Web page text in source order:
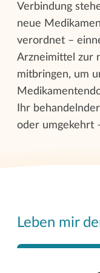
Verbindung
neue
verordnet –
Arzneimittel zur
mitbringen, um
Ihr
oder umgekehrt
Leben mir